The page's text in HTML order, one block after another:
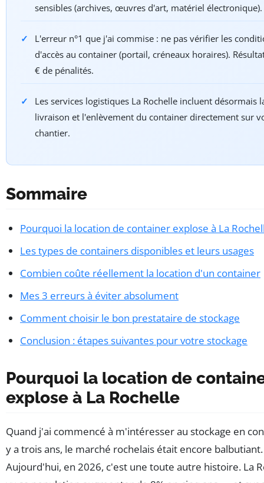
sensibles (archives, œuvres d'art, matériel électronique).
L'erreur n°1 que j'ai commise : ne pas vérifier les
d'accès au container (portail, créneaux horaires).
€ de pénalités.
Les services logistiques La Rochelle incluent désormais
livraison et l'enlèvement du container directement sur
chantier.
Sommaire
Pourquoi la location de container explose à La
Les types de containers disponibles et leurs usages
Combien coûte réellement la location d'un container
Mes 3 erreurs à éviter absolument
Comment choisir le bon prestataire de stockage
Conclusion : étapes suivantes pour votre stockage
Pourquoi la location de
explose à La Rochelle
Quand j'ai commencé à m'intéresser au stockage en
y a trois ans, le marché rochelais était encore balbutiant.
Aujourd'hui, en 2026, c'est une toute autre histoire. La